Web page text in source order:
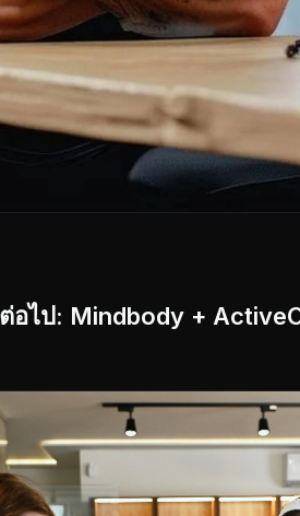
อไป: Mindbody +